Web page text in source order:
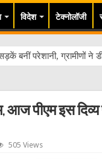
विदेश टेक्नोलॉजी
बनीं परेशानी, ग्रामीणों ने
आज पीएम इस
505 Views